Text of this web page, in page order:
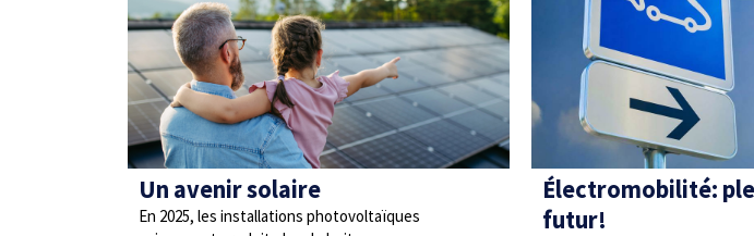
Un avenir solaire
En 2025, les installations photovoltaïques
Électromobilité:
futur!